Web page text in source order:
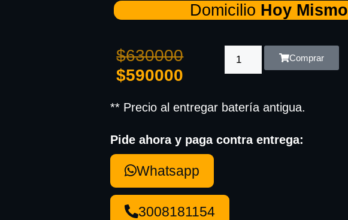
Domicilio Hoy Mismo
$630000
$590000
Comprar
** Precio al entregar batería antigua.
Pide ahora y paga contra entrega:
Whatsapp
3008181154